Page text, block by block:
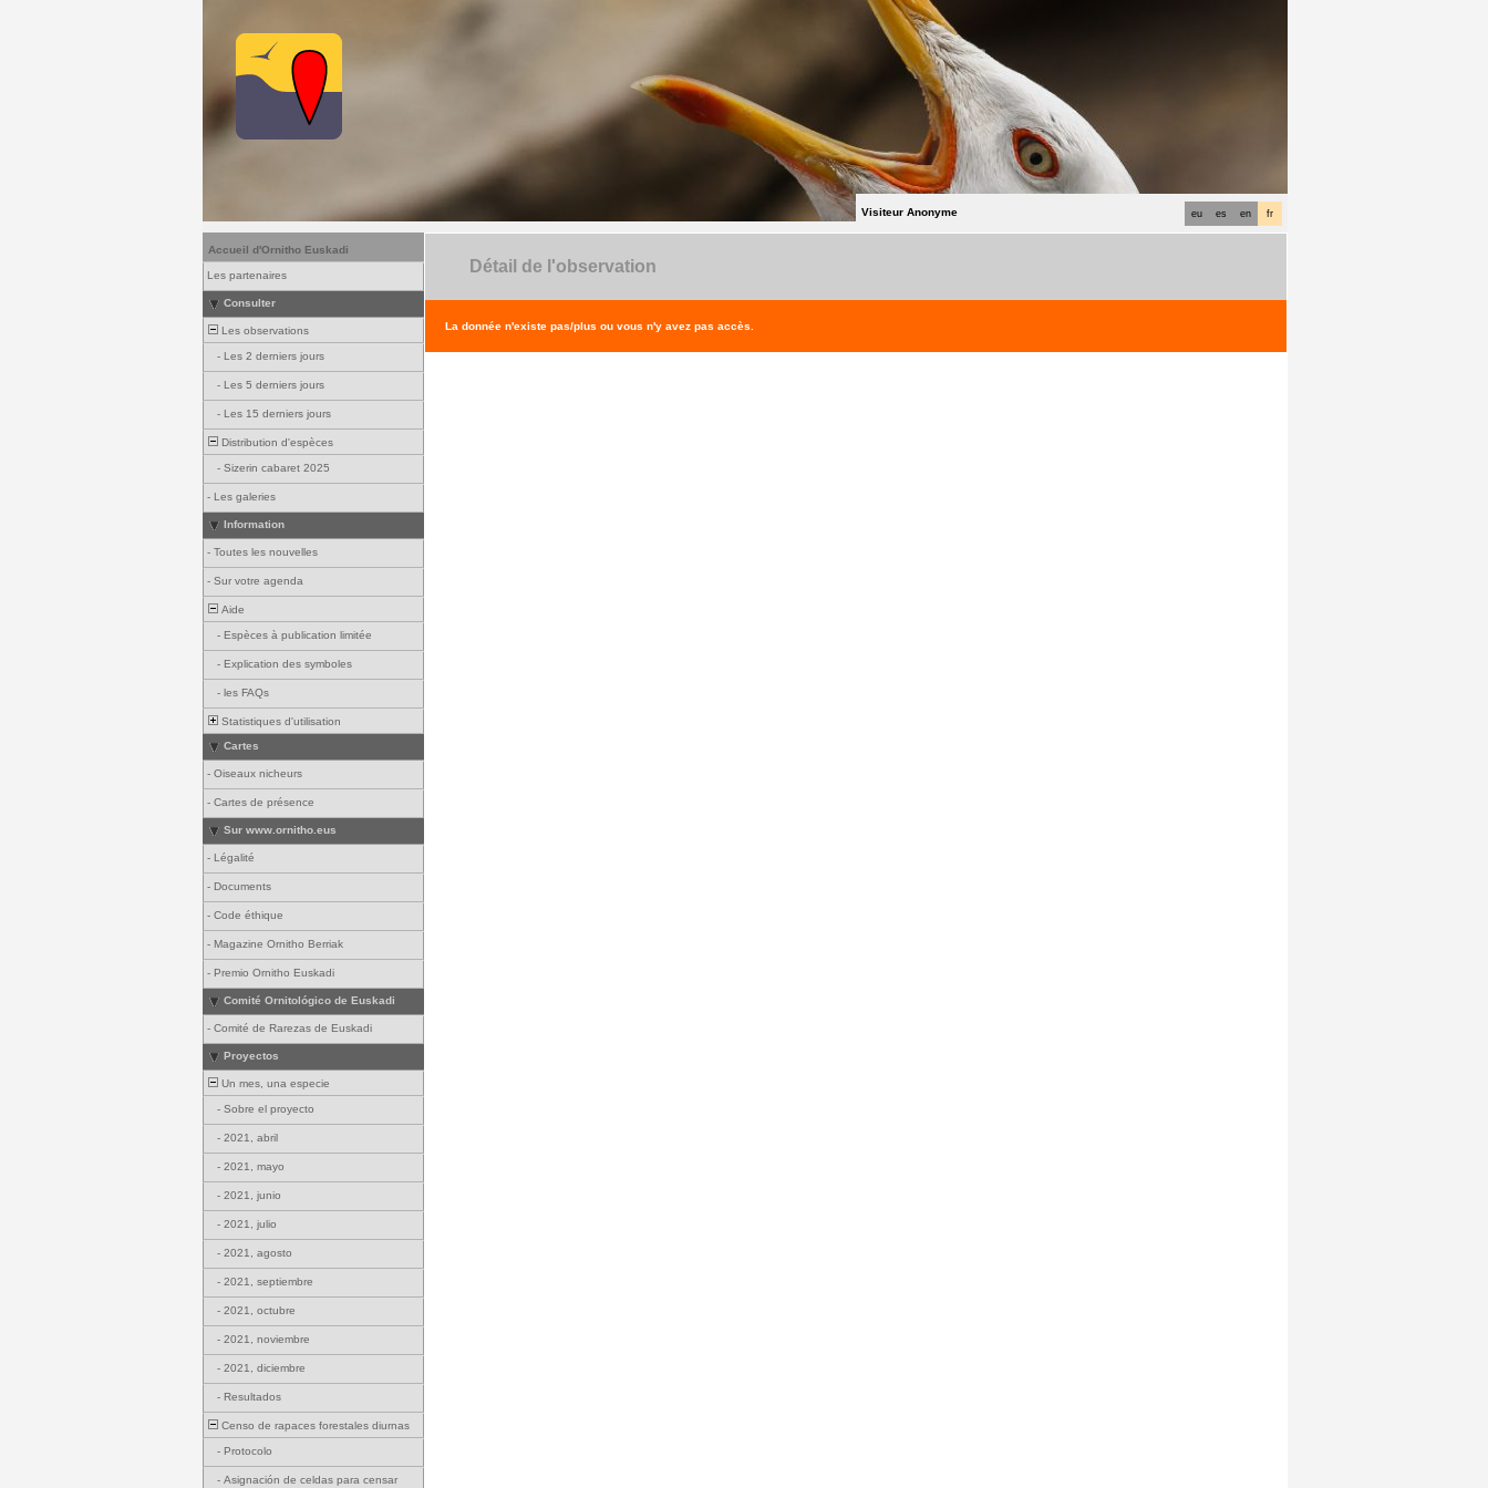
fr
en
es
eu
Visiteur Anonyme
Accueil d'Ornitho Euskadi
Les partenaires
Consulter
Les observations
- Les 2 derniers jours
- Les 5 derniers jours
- Les 15 derniers jours
Distribution d'espèces
- Sizerin cabaret 2025
- Les galeries
Information
- Toutes les nouvelles
- Sur votre agenda
Aide
- Espèces à publication limitée
- Explication des symboles
- les FAQs
Statistiques d'utilisation
Cartes
- Oiseaux nicheurs
- Cartes de présence
Sur www.ornitho.eus
- Légalité
- Documents
- Code éthique
- Magazine Ornitho Berriak
- Premio Ornitho Euskadi
Comité Ornitológico de Euskadi
- Comité de Rarezas de Euskadi
Proyectos
Un mes, una especie
- Sobre el proyecto
- 2021, abril
- 2021, mayo
- 2021, junio
- 2021, julio
- 2021, agosto
- 2021, septiembre
- 2021, octubre
- 2021, noviembre
- 2021, diciembre
- Resultados
Censo de rapaces forestales diurnas
- Protocolo
- Asignación de celdas para censar
Détail de l'observation
La donnée n'existe pas/plus ou vous n'y avez pas accès.